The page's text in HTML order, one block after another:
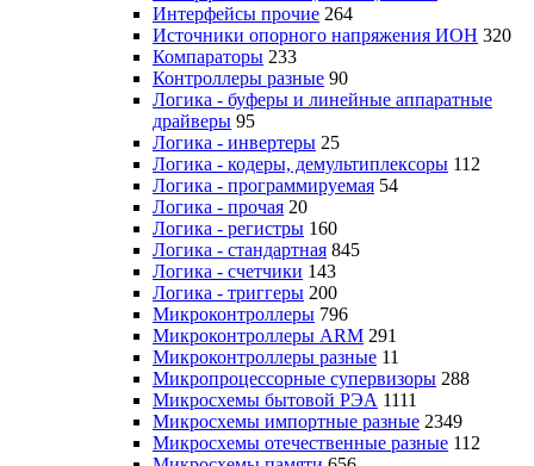
Интерфейсы прочие 264
Источники опорного напряжения ИОН 320
Компараторы 233
Контроллеры разные 90
Логика - буферы и линейные аппаратные
драйверы 95
Логика - инвертеры 25
Логика - кодеры, демультиплексоры 112
Логика - программируемая 54
Логика - прочая 20
Логика - регистры 160
Логика - стандартная 845
Логика - счетчики 143
Логика - триггеры 200
Микроконтроллеры 796
Микроконтроллеры ARM 291
Микроконтроллеры разные 11
Микропроцессорные супервизоры 288
Микросхемы бытовой РЭА 1111
Микросхемы импортные разные 2349
Микросхемы отечественные разные 112